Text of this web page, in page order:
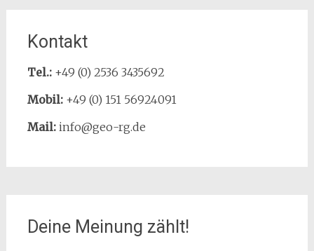
Kontakt
Tel.:+49 (0) 2536 3435692
Mobil:+49 (0) 151 56924091
Mail:info@geo-rg.de
Deine Meinung zählt!